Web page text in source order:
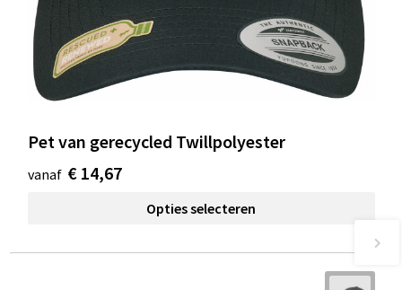
Pet van gerecycled Twillpolyester
vanaf € 14,67
Opties selecteren